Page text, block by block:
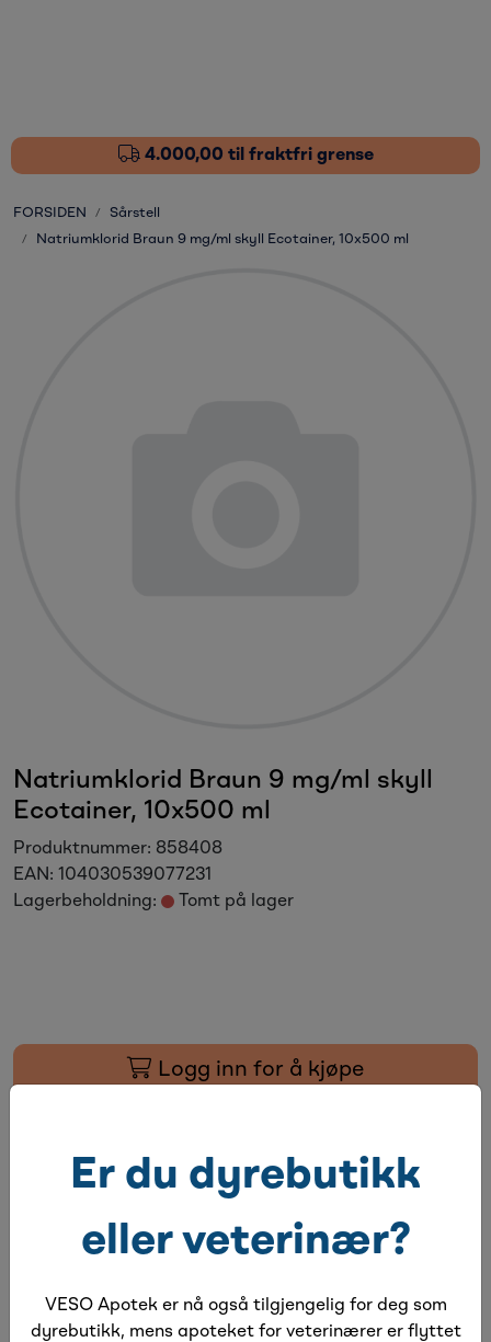
4.000,00 til fraktfri grense
FORSIDEN
Sårstell
Natriumklorid Braun 9 mg/ml skyll Ecotainer, 10x500 ml
Natriumklorid Braun 9 mg/ml skyll
Ecotainer, 10x500 ml
Produktnummer: 858408
EAN: 104030539077231
Lagerbeholdning:
Tomt på lager
Logg inn for å kjøpe
Varsle meg
Spesifikasjoner
Pleieprodukter
Sårstell
Er du dyrebutikk
eller veterinær?
VESO Apotek er nå også tilgjengelig for deg som
dyrebutikk, mens apoteket for veterinærer er flyttet